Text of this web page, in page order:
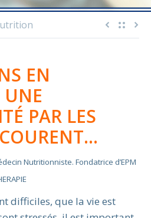
EN
UNE
PAR LES
Nutritionniste. Fondatrice d’EPM
difficiles, que la vie est